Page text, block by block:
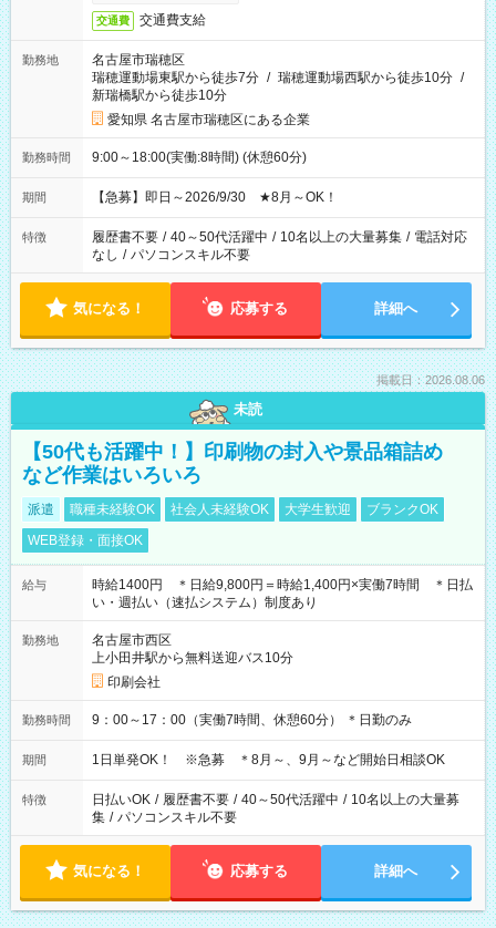
交通費 交通費支給
勤務地
名古屋市瑞穂区
瑞穂運動場東駅から徒歩7分 / 瑞穂運動場西駅から徒歩10分 /
新瑞橋駅から徒歩10分
愛知県 名古屋市瑞穂区にある企業
勤務時間 9:00～18:00(実働:8時間) (休憩60分)
期間 【急募】即日～2026/9/30 ★8月～OK！
特徴 履歴書不要 / 40～50代活躍中 / 10名以上の大量募集 / 電話対応
なし / パソコンスキル不要
気になる！ 応募する 詳細へ
掲載日：2026.08.06
未読
【50代も活躍中！】印刷物の封入や景品箱詰め
など作業はいろいろ
派遣 職種未経験OK 社会人未経験OK 大学生歓迎
ブランクOK
WEB登録・面接OK
給与
時給1400円 ＊日給9,800円＝時給1,400円×実働7時間 ＊日払
い・週払い（速払システム）制度あり
勤務地
名古屋市西区
上小田井駅から無料送迎バス10分
印刷会社
勤務時間 9：00～17：00（実働7時間、休憩60分） ＊日勤のみ
期間 1日単発OK！ ※急募 ＊8月～、9月～など開始日相談OK
特徴 日払いOK / 履歴書不要 / 40～50代活躍中 / 10名以上の大量募
集 / パソコンスキル不要
気になる！ 応募する 詳細へ